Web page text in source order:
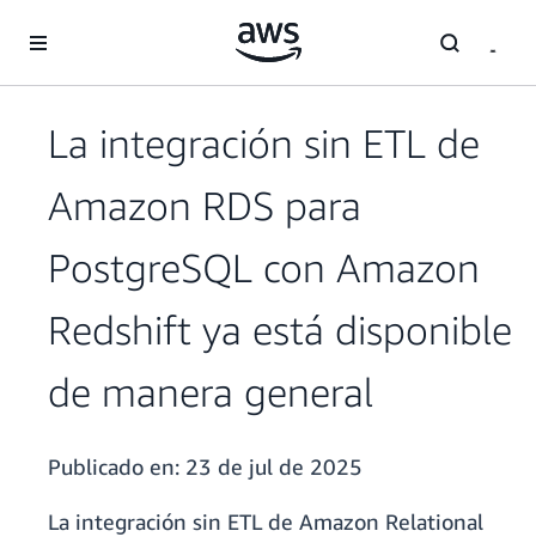
La integración sin ETL de
Amazon RDS para
PostgreSQL con Amazon
Redshift ya está disponible
de manera general
Publicado en: 23 de jul de 2025
La integración sin ETL de Amazon Relational